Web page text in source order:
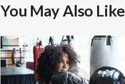
You May Also Like